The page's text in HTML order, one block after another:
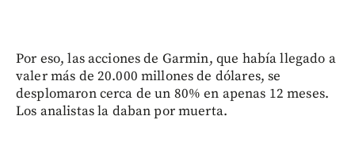
Por eso, las acciones de Garmin, que había llegado a
valer más de 20.000 millones de dólares, se
desplomaron cerca de un 80% en apenas 12 meses.
Los analistas la daban por muerta.